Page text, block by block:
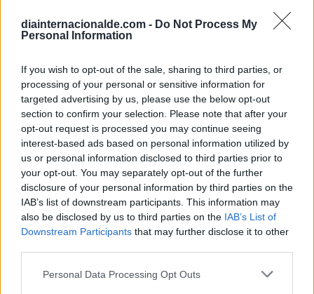
diainternacionalde.com - Do Not Process My
Personal Information
If you wish to opt-out of the sale, sharing to third parties, or
processing of your personal or sensitive information for
targeted advertising by us, please use the below opt-out
section to confirm your selection. Please note that after your
opt-out request is processed you may continue seeing
interest-based ads based on personal information utilized by
us or personal information disclosed to third parties prior to
your opt-out. You may separately opt-out of the further
disclosure of your personal information by third parties on the
IAB’s list of downstream participants. This information may
also be disclosed by us to third parties on the IAB’s List of
Downstream Participants that may further disclose it to other
Personal Data Processing Opt Outs
Calendario Laboral (España) 2026
Calendario Lunar
Calendario de Días Internacionales de
2027
Calculadoras
Calcula la diferencia entre fechas
Sumar o restar días o semanas a una